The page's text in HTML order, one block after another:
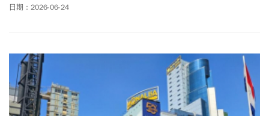
視野。
日期：2026-06-24